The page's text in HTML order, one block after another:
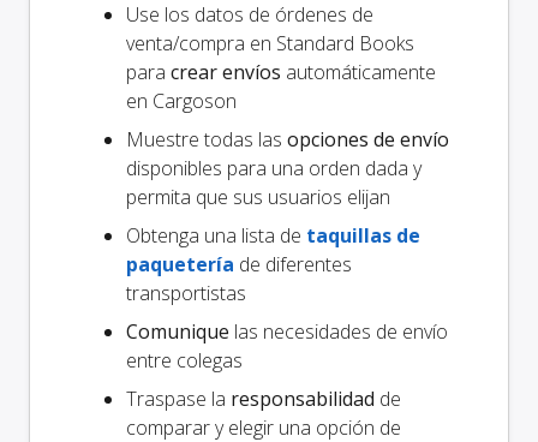
Use los datos de órdenes de
venta/compra en Standard Books
para crear envíos automáticamente
en Cargoson
Muestre todas las opciones de envío
disponibles para una orden dada y
permita que sus usuarios elijan
Obtenga una lista de taquillas de
paquetería de diferentes
transportistas
Comunique las necesidades de envío
entre colegas
Traspase la responsabilidad de
comparar y elegir una opción de